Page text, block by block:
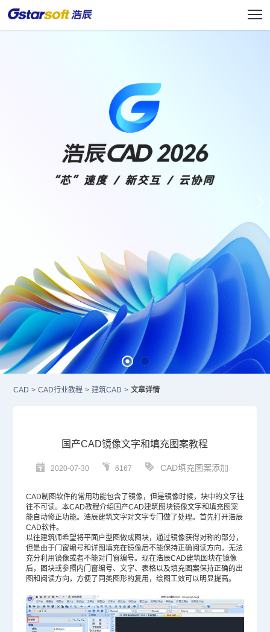
CAD > CAD行业教程 > 建筑CAD > 文章详情
国产CAD镜像文字和填充图案教程
2020-07-30 6167 CAD填充图案添加
CAD制图软件的常用功能包含了镜像，但是镜像时候，块中的文字往
往不可读。本CAD教程介绍国产CAD建筑图块镜像文字和填充图案
能自动修正功能。浩辰建筑文字对文字专门做了处理。首先打开浩辰
CAD软件。
以往建筑师希望将平面户型图做成图块，通过镜像获得对称的部分，
但是由于门窗编号和详图填充在镜像后不能保持正确阅读方向，无法
充分利用镜像或者不能对门窗编号。现在浩辰CAD建筑图块在镜像
后，图块或参照内门窗编号、文字、表格以及填充图案保持正确的出
图和阅读方向，方便了同类图形的复用，绘图工效可以明显提高。